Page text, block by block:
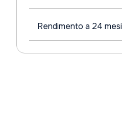
Rendimento a 24 mesi